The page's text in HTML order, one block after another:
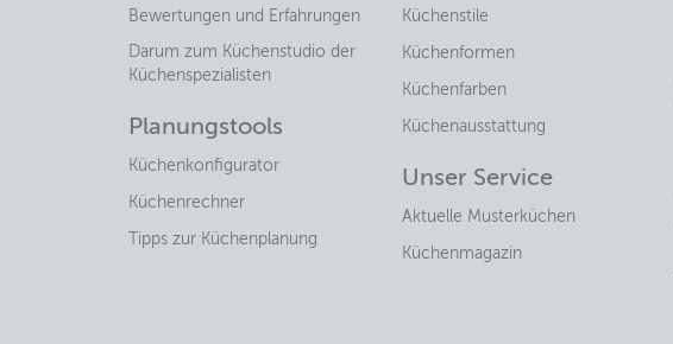
Bewertungen und Erfahrungen
Darum zum Küchenstudio der
Küchenspezialisten
Planungstools
Küchenkonfigurator
Küchenrechner
Tipps zur Küchenplanung
Küchenstile
Küchenformen
Küchenfarben
Küchenausstattung
Unser Service
Aktuelle Musterküchen
Küchenmagazin